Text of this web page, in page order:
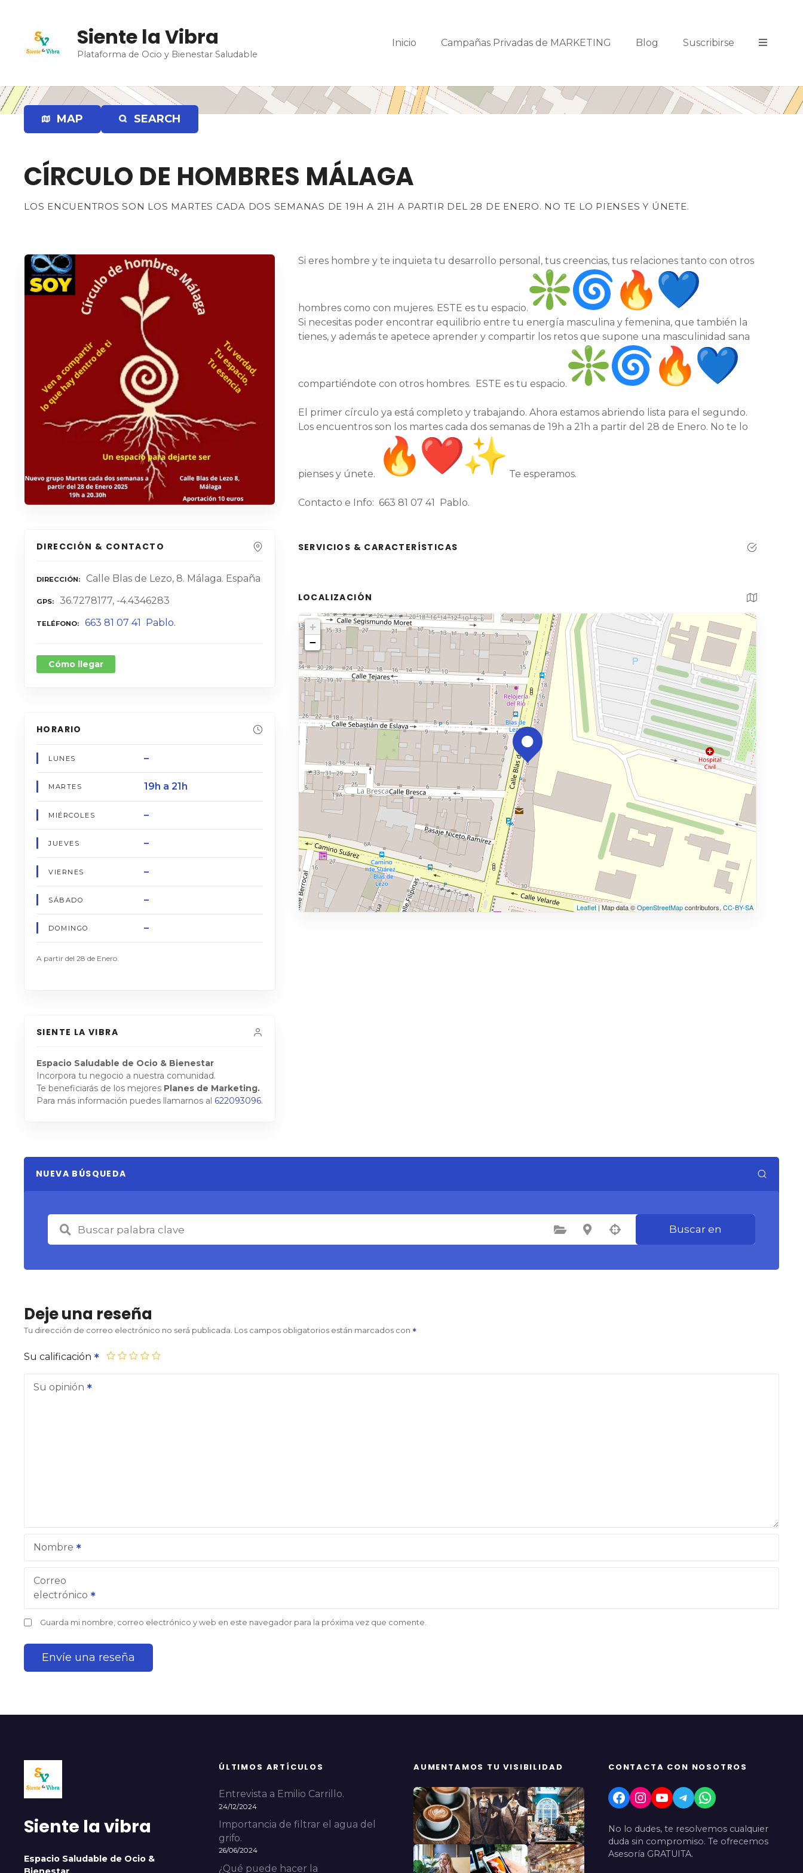
a
l
Siente la Vibra
Plataforma de Ocio y Bienestar Saludable
Inicio Campañas Privadas de MARKETING Blog Suscribirse
MAP SEARCH
CÍRCULO DE HOMBRES MÁLAGA
LOS ENCUENTROS SON LOS MARTES CADA DOS SEMANAS DE 19H A 21H A PARTIR DEL 28 DE ENERO. NO TE LO PIENSES Y ÚNETE.
DIRECCIÓN & CONTACTO
DIRECCIÓN Calle Blas de Lezo, 8. Málaga. España
GPS 36.7278177, -4.4346283
TELÉFONO 663 81 07 41 Pablo.
Cómo llegar
HORARIO
LUNES –
MARTES 19h a 21h
MIÉRCOLES –
JUEVES –
VIERNES –
SÁBADO –
DOMINGO –
A partir del 28 de Enero.
SIENTE LA VIBRA
Espacio Saludable de Ocio & Bienestar
Incorpora tu negocio a nuestra comunidad.
Te beneficiarás de los mejores Planes de Marketing.
Para más información puedes llamarnos al 622093096.
Si eres hombre y te inquieta tu desarrollo personal, tus creencias, tus relaciones tanto con otros
hombres como con mujeres. ESTE es tu espacio.
Si necesitas poder encontrar equilibrio entre tu energía masculina y femenina, que también la
tienes, y además te apetece aprender y compartir los retos que supone una masculinidad sana
compartiéndote con otros hombres. ESTE es tu espacio.
El primer círculo ya está completo y trabajando. Ahora estamos abriendo lista para el segundo.
Los encuentros son los martes cada dos semanas de 19h a 21h a partir del 28 de Enero. No te lo
pienses y únete. Te esperamos.
Contacto e Info: 663 81 07 41 Pablo.
SERVICIOS & CARACTERÍSTICAS
LOCALIZACIÓN
+
−
Leaflet| Map data ©OpenStreetMapcontributors, CC-BY-SA
NUEVA BÚSQUEDA
Seleccione la categoría Seleccione la ubicación Buscar en
Deje una reseña
Tu dirección de correo electrónico no será publicada. Los campos obligatorios están marcados con
Su calificación
Su opinión
Nombre
Correo
electrónico
Guarda mi nombre, correo electrónico y web en este navegador para la próxima vez que comente.
Siente la vibra
Espacio Saludable de Ocio &
ÚLTIMOS ARTÍCULOS
Entrevista a Emilio Carrillo.
24/12/2024
Importancia de filtrar el agua del
grifo.
26/06/2024
¿Qué puede hacer la
AUMENTAMOS TU VISIBILIDAD CONTACTA CON NOSOTROS
Facebook Instagram YouTube Telegram WhatsApp
No lo dudes, te resolvemos cualquier
duda sin compromiso. Te ofrecemos
Asesoría GRATUITA.